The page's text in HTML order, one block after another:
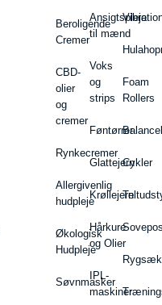
Beroligende
Cremer
CBD-
olier
og
cremer
Rynkecremer
Allergivenlig
hudpleje
Økologisk
Hudpleje
Søvnmasker
Ansigtspleje
til mænd
Voks
og
strips
Føntørrer
Glattejern
Krøllejern
Hårkure
og Olier
IPL-
maskiner
Foam
Rollers
Cykler